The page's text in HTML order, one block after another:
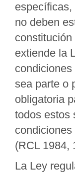
no deben
extiende la
sea parte o
obligatoria
todos estos
(RCL 1984,
La Ley